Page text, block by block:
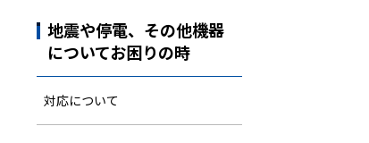
地震や停電、その他機器
についてお困りの時
対応について